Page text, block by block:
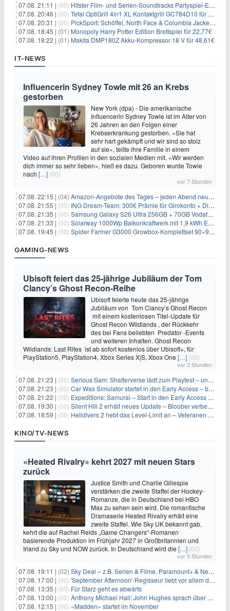
07.08. 21:11 | (00) Hitster Film- und Serien-Soundtracks Partyspiel-Erweiterung für 6,99€
07.08. 20:46 | (00) Tefal OptiGrill 4in1 XL Kontaktgrill GC784D10 für 239,99€
07.08. 20:31 | (00) PickSport: Schöffel, North Face & Columbia Jacken ab 39,60€
07.08. 18:45 | (01) Monopoly Harry Potter Edition Brettspiel für 22,77€
07.08. 18:22 | (01) Makita DMP180Z Akku-Kompressor 18 V für 48,61€
IT-NEWS
Influencerin Sydney Towle mit 26 an Krebs
gestorben
New York (dpa) - Die amerikanische
Influencerin Sydney Towle ist im Alter von
26 Jahren an den Folgen einer
Krebserkrankung gestorben. «Sie hat
sehr hart gekämpft und wir sind so stolz
auf sie», teilte ihre Familie in einem
Video auf ihren Profilen in den sozialen Medien mit. «Wir werden
dich immer so sehr lieben», hieß es dazu. Geboren wurde Towle
nach […] (00)
vor 7 Stunden
07.08. 22:15 | (04) Amazon-Angebote des Tages – jeden Abend neue Deals zum Stöbern
07.08. 21:55 | (00) ING Dream-Team: 300€ Prämie für Girokonto + Direkt-Depot
07.08. 21:35 | (00) Samsung Galaxy S26 Ultra 256GB + 70GB Vodafone-Netz für 34,99€/Monat (effektiv 4,74€/Monat)
07.08. 21:33 | (00) Solarway 1000Wp Balkonkraftwerk mit 1,9 kWh EcoFlow-Speicher für 719€ + 30€ Filial-Gutschein
07.08. 19:45 | (00) Spider Farmer G3000 Growbox-Komplettset 90×90×180 cm für 379,99€
GAMING-NEWS
Ubisoft feiert das 25-jährige Jubiläum der Tom
Clancy’s Ghost Recon-Reihe
Ubisoft feierte heute das 25-jährige
Jubiläum von Tom Clancy’s Ghost Recon
mit einem kostenlosen Titel-Update für
Ghost Recon Wildlands , der Rückkehr
des bei Fans beliebten Predator -Events
und weiteren Inhalten. Ghost Recon
Wildlands: Last Rites ist ab sofort kostenlos über Ubisoft+, für
PlayStation5, PlayStation4, Xbox Series X|S, Xbox One […] (00)
vor 3 Stunden
07.08. 21:23 | (00) Serious Sam: Shatterverse lädt zum Playtest – und erscheint schon bald!
07.08. 21:23 | (00) Car Was Simulator startet in den Early Access – bald gehts los!
07.08. 21:22 | (00) Expeditions: Samurai – Start in den Early Access ab heute im feudalen Japan
07.08. 19:30 | (00) Silent Hill 2 erhält neues Update – Bloober verbessert Grafik und Performance
07.08. 18:59 | (00) Helldivers 2 hebt das Level-Limit an – Veteranen können endlich weiter aufsteigen
KINO/TV-NEWS
«Heated Rivalry» kehrt 2027 mit neuen Stars
zurück
Justice Smith und Charlie Gillespie
verstärken die zweite Staffel der Hockey-
Romanze, die in Deutschland bei HBO
Max zu sehen sein wird. Die romantische
Dramaserie Heated Rivalry erhält eine
zweite Staffel. Wie Sky UK bekannt gab,
kehrt die auf Rachel Reids „Game Changers“-Romanen
basierende Produktion im Frühjahr 2027 in Großbritannien und
Irland zu Sky und NOW zurück. In Deutschland wird die […] (00)
vor 5 Stunden
07.08. 19:11 | (02) Sky Deal – z.B. Serien & Filme, Paramount+ & Netflix für 19,99€/Monat
07.08. 17:00 | (00) 'September Afternoon'-Regisseur liebt vor allem die 'Banalität' in seinen Filmen
07.08. 13:35 | (00) Für Starz geht es abwärts
07.08. 13:00 | (00) Anthony Michael Hall: John Hughes sprach über eine Fortsetzung von 'The Breakfast Club'
07.08. 12:15 | (00) «Madden» startet im November